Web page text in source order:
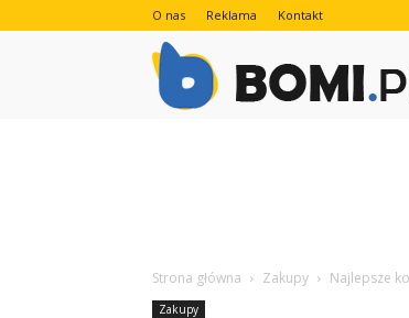
O nas Reklama Kontakt
Strona główna Zakupy Najlepsze
Zakupy